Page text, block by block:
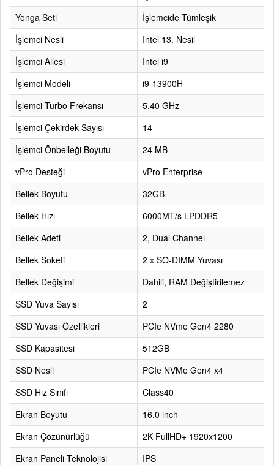
Yonga Seti
İşlemcide Tümleşik
İşlemci Nesli
Intel 13. Nesil
İşlemci Ailesi
Intel i9
İşlemci Modeli
i9-13900H
İşlemci Turbo Frekansı
5.40 GHz
İşlemci Çekirdek Sayısı
14
İşlemci Önbelleği Boyutu
24 MB
vPro Desteği
vPro Enterprise
Bellek Boyutu
32GB
Bellek Hızı
6000MT/s LPDDR5
Bellek Adeti
2, Dual Channel
Bellek Soketi
2 x SO-DIMM Yuvası
Bellek Değişimi
Dahili, RAM Değiştirilemez
SSD Yuva Sayısı
2
SSD Yuvası Özellikleri
PCIe NVme Gen4 2280
SSD Kapasitesi
512GB
SSD Nesli
PCIe NVMe Gen4 x4
SSD Hız Sınıfı
Class40
Ekran Boyutu
16.0 inch
Ekran Çözünürlüğü
2K FullHD+ 1920x1200
Ekran Paneli Teknolojisi
IPS